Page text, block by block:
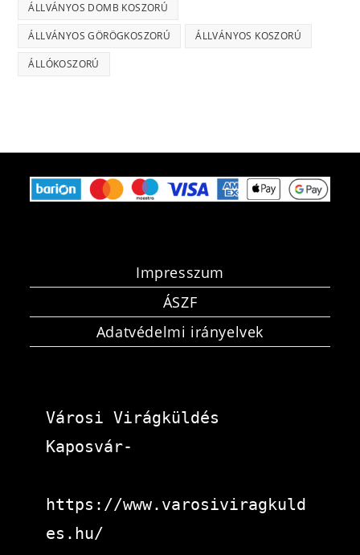
ÁLLVÁNYOS DOMB KOSZORÚ
ÁLLVÁNYOS GÖRÖGKOSZORÚ ÁLLVÁNYOS KOSZORÚ
ÁLLÓKOSZORÚ
Impresszum
ÁSZF
Adatvédelmi irányelvek
Városi Virágküldés
Kaposvár-
https://www.varosiviragkuld
es.hu/